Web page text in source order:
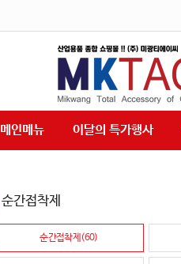
메인메뉴 이달의 특가행사
순간접착제
순간접착제(60)